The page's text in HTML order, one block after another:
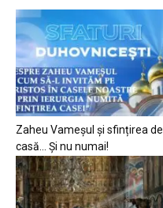
Zaheu Vameșul și sfințirea de
casă… Și nu numai!